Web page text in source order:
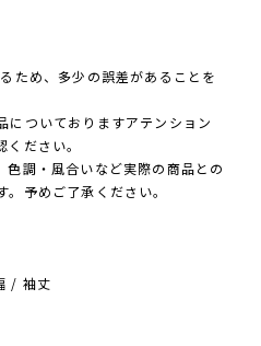
ため、多少の誤差があることを
についておりますアテンション
ださい。
色調・風合いなど実際の商品との
予めご了承ください。
/ 袖丈